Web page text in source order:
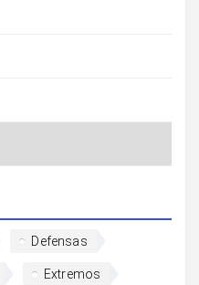
Defensas
Extremos